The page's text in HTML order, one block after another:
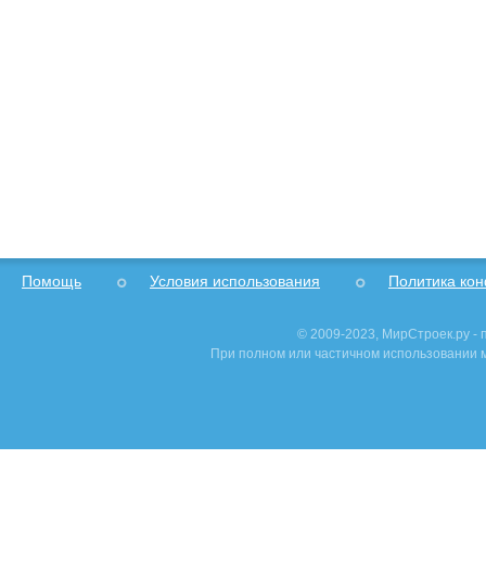
Помощь Условия использования Политика
© 2009-2023, МирСтроек.ру -
При полном или частичном использовании